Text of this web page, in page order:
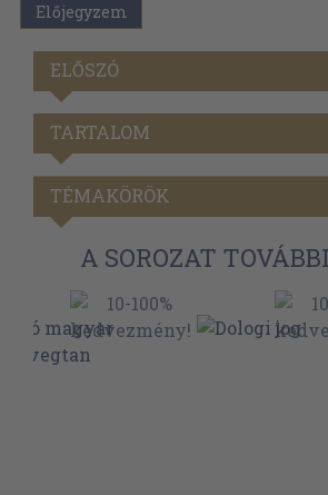
Előjegyzem
ELŐSZÓ
TARTALOM
TÉMAKÖRÖK
A SOROZAT